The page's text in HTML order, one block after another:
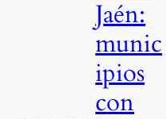
Jaén:
munic
ipios
con